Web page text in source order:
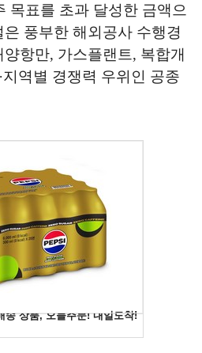
목표를 초과 달성한 금액으
풍부한 해외공사 수행경
항만, 가스플랜트, 복합개
지역별 경쟁력 우위인 공종